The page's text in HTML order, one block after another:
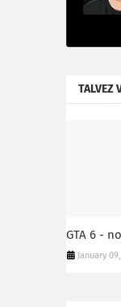
TALVEZ
GTA 6 -
January